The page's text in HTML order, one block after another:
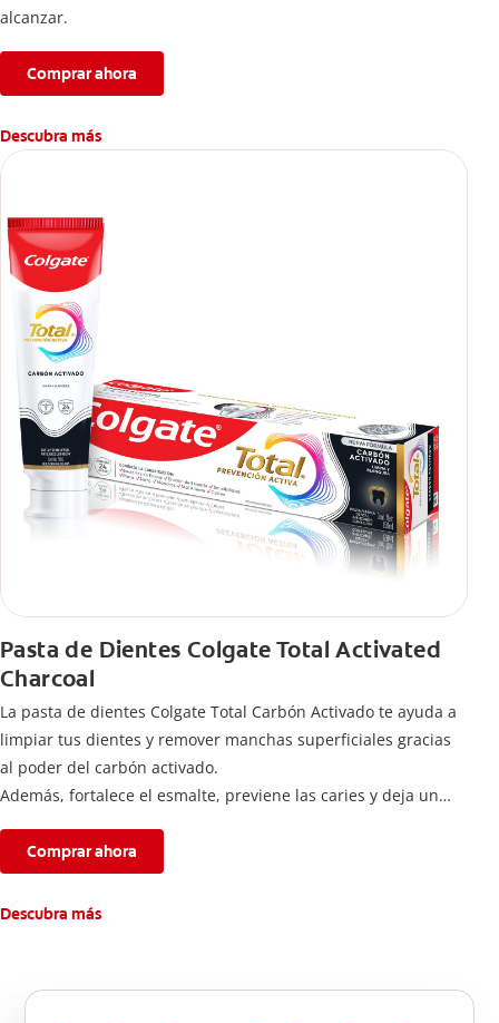
alcanzar.
Comprar ahora
Descubra más
Pasta de Dientes Colgate Total Activated
Charcoal
La pasta de dientes Colgate Total Carbón Activado te ayuda a
limpiar tus dientes y remover manchas superficiales gracias
al poder del carbón activado.
Además, fortalece el esmalte, previene las caries y deja un
Comprar ahora
Descubra más